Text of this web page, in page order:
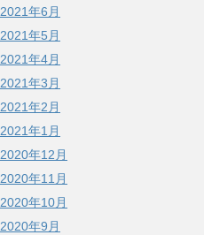
2021年6月
2021年5月
2021年4月
2021年3月
2021年2月
2021年1月
2020年12月
2020年11月
2020年10月
2020年9月